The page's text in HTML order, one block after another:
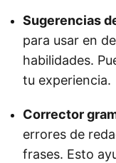
Sugerencias
para usar en
habilidades.
tu experiencia.
Corrector
errores de
frases. Esto